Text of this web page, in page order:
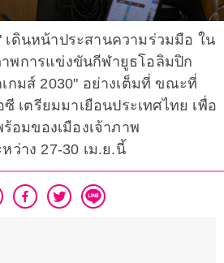
ดินหน้าประสานความร่วมมือ ใน
าพการแข่งขันกีฬายูธโอลิมปิก
กมส์ 2030" อย่างเต็มที่ ขณะที่
เตรียมมาเยือนประเทศไทย เพื่อ
อมของเมืองเจ้าภาพ
ว่าง 27-30 เม.ย.นี้